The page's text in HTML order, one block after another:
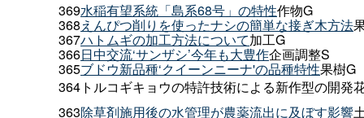
369水稲有望系統「島系68号」の特性作物G
368えんぴつ削りを使ったナシの簡単な接ぎ木方法
367ハトムギの加工方法について加工G
366日中交流‘サンザシ’今年も大豊作企画調整S
365ブドウ新品種‘クイーンニーナ'の品種特性果樹G
364トルコギキョウの特許技術による新作型の開発
363除草剤施用後の水管理が農薬流出に及ぼす影響